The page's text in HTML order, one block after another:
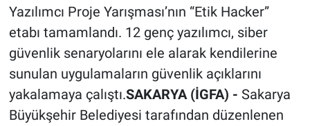
Yazılımcı Proje Yarışması’nın “Etik Hacker”
etabı tamamlandı. 12 genç yazılımcı, siber
güvenlik senaryolarını ele alarak kendilerine
sunulan uygulamaların güvenlik açıklarını
yakalamaya çalıştı.SAKARYA (İGFA) - Sakarya
Büyükşehir Belediyesi tarafından düzenlenen